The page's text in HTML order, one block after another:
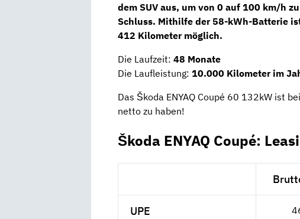
dem SUV aus, um von 0 auf 100 km/h
Schluss. Mithilfe der 58-kWh-Batterie
412 Kilometermöglich.
Die Laufzeit: 48 Monate
Die Laufleistung: 10.000 Kilometer im
Das Škoda ENYAQ Coupé 60 132kW ist
netto zu haben!
Škoda ENYAQ Coupé:
UPE